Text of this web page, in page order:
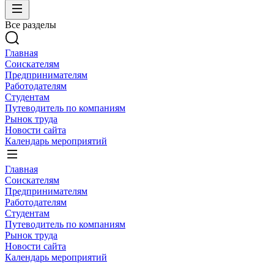
Все разделы
Главная
Соискателям
Предпринимателям
Работодателям
Студентам
Путеводитель по компаниям
Рынок труда
Новости сайта
Календарь мероприятий
Главная
Соискателям
Предпринимателям
Работодателям
Студентам
Путеводитель по компаниям
Рынок труда
Новости сайта
Календарь мероприятий